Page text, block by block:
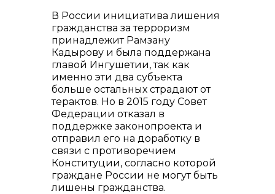
В России инициатива лишения
гражданства за терроризм
принадлежит Рамзану
Кадырову и была поддержана
главой Ингушетии, так как
именно эти два субъекта
больше остальных страдают от
терактов. Но в 2015 году Совет
Федерации отказал в
поддержке законопроекта и
отправил его на доработку в
связи с противоречием
Конституции, согласно которой
граждане России не могут быть
лишены гражданства.